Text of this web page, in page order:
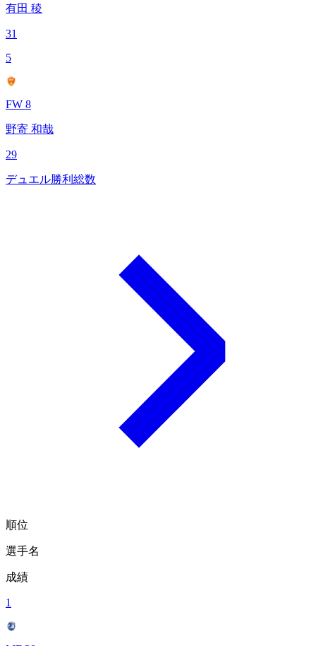
有田 稜
31
5
FW 8
野寄 和哉
29
デュエル勝利総数
順位
選手名
成績
1